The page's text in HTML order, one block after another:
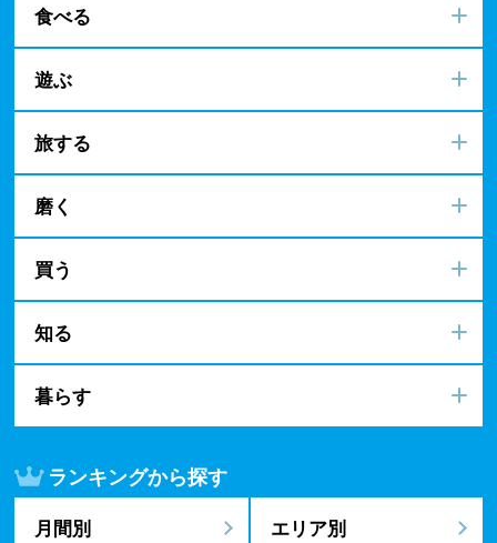
食べる
遊ぶ
旅する
磨く
買う
知る
暮らす
ランキングから探す
月間別 エリア別